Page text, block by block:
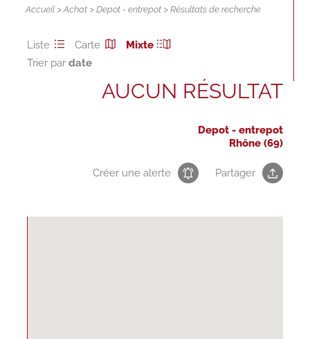
Accueil >Achat >Depot - entrepot > Résultats de recherche
Liste Carte
Mixte
Trier par
AUCUN RÉSULTAT
Depot - entrepot
Rhône (69)
Créer une alerte Partager